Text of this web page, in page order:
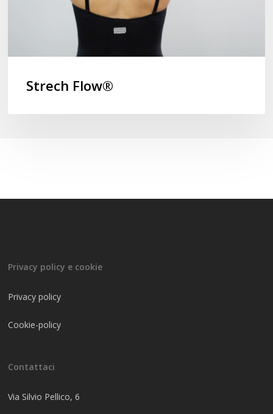
Strech Flow®
Privacy policy e cookie
Privacy policy
Cookie-policy
Contattaci
Via Silvio Pellico, 6